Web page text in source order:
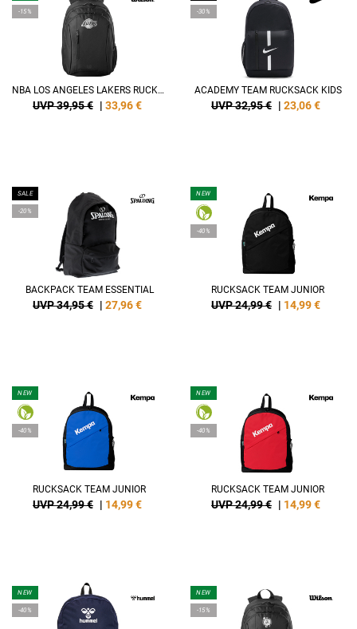
-15%
NBA LOS ANGELES LAKERS RUCKSACK
UVP 39,95 € | 33,96€
-30%
ACADEMY TEAM RUCKSACK KIDS
UVP 32,95 € | 23,06€
SALE
-20%
BACKPACK TEAM ESSENTIAL
UVP 34,95 € | 27,96€
NEW
-40%
RUCKSACK TEAM JUNIOR
UVP 24,99 € | 14,99€
NEW
-40%
RUCKSACK TEAM JUNIOR
UVP 24,99 € | 14,99€
NEW
-40%
RUCKSACK TEAM JUNIOR
UVP 24,99 € | 14,99€
NEW
-40%
NEW
-15%